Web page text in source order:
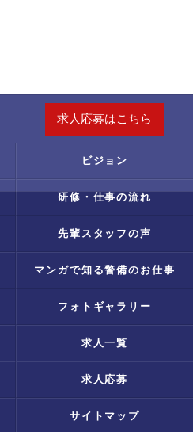
求人応募はこちら
ビジョン
研修・仕事の流れ
先輩スタッフの声
マンガで知る警備のお仕事
フォトギャラリー
求人一覧
求人応募
サイトマップ